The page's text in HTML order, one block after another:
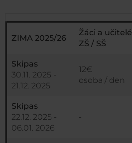
ZIMA 2025/26
Žáci a učitelé
ZŠ / SŠ
Skipas
30.11. 2025 -
21.12. 2025
12€
osoba / den
Skipas
22.12. 2025 -
06.01. 2026
-